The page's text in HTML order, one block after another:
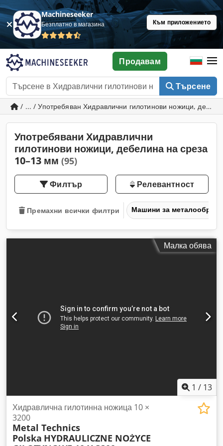
Machineseeker
Безплатно в магазина Към приложението
Търсене
Продавам
/ ... / Употребяван Хидравлични гилотинови ножици,
Употребявани Хидравлични
гилотинови ножици, дебелина на среза
10–13 мм (95)
Филтър Релевантност
Премахни всички филтри Машини за
Малка обява
1 / 13
Хидравлична гилотинна ножица 10 ×
3200
Metal Technics
Polska HYDRAULICZNE NOŻYCE